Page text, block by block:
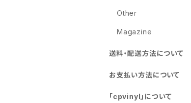
Other
Magazine
送料・配送方法について
お支払い方法について
「cpvinyl」について